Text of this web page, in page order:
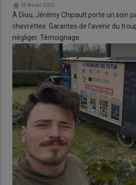
05 février 2026
À Diou, Jérémy Chipault porte un soin
chevrettes. Garantes de l'avenir du
négliger. Témoignage.